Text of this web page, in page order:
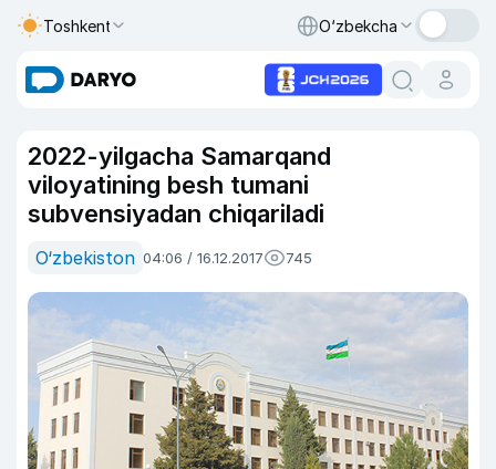
Toshkent O‘zbekcha
2022-yilgacha Samarqand
viloyatining besh tumani
subvensiyadan chiqariladi
O‘zbekiston 04:06 / 16.12.2017 745